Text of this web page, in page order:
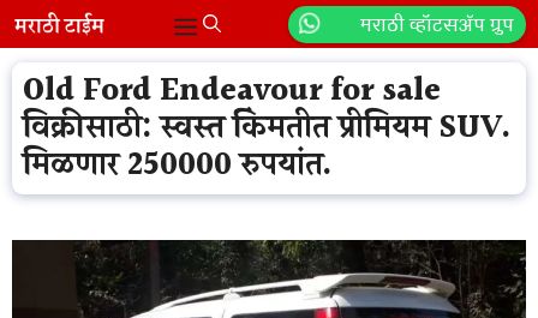
Skip
to
content
मराठी व्हॉटसॲप ग्रुप
Menu
Old Ford Endeavour for sale
विक्रीसाठी: स्वस्त किंमतीत प्रीमियम SUV.
मिळणार 250000 रुपयांत.